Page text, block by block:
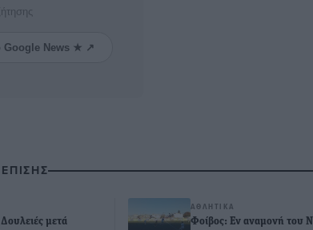
Google News ★ ↗
μετά
ΑΘΛΗΤΙΚΆ
Φοίβος: Εν αναμονή του